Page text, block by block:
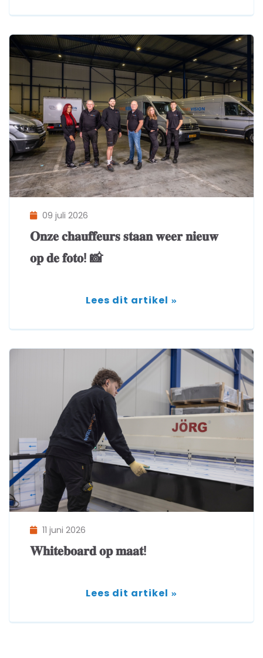
𝐎𝐧𝐳𝐞 𝐜𝐡𝐚𝐮𝐟𝐟𝐞𝐮𝐫𝐬 𝐬𝐭𝐚𝐚𝐧 𝐰𝐞𝐞𝐫 𝐧𝐢𝐞𝐮𝐰
𝐨𝐩 𝐝𝐞 𝐟𝐨𝐭𝐨! 📸
09 juli 2026
Lees dit artikel
𝐖𝐡𝐢𝐭𝐞𝐛𝐨𝐚𝐫𝐝 𝐨𝐩 𝐦𝐚𝐚𝐭!
11 juni 2026
Lees dit artikel